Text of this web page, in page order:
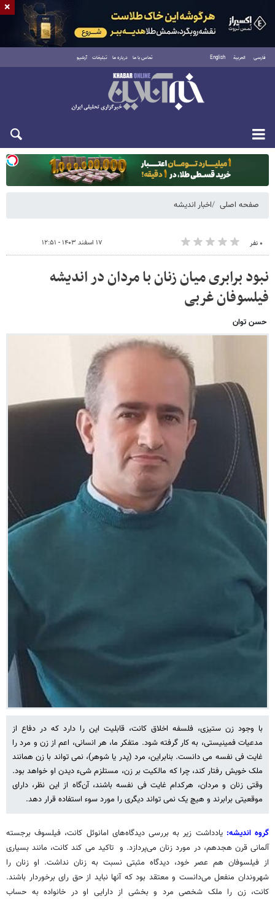
فارسی العربية English تماس با ما درباره ما تبلیغات آرشیو
یکشنبه ۱۸ مرداد ۱۴۰۵
صفحه اصلی اخبار اندیشه
۰ نفر ۱۷ اسفند ۱۴۰۳ - ۱۲:۵۱
نبود برابری میان زنان با مردان در اندیشه
فیلسوفان غربی
حسن توان
با وجود زن ستیزی، فلسفه اخلاق کانت، قابلیت این را دارد که در دفاع از
مدعیات فمینیستی، به کار گرفته شود. متفکر ما، هر انسانی، اعم از زن و مرد را
غایت فی نفسه می دانست. بنابراین، مرد (پدر یا شوهر)، نمی تواند با زن همانند
ملک خویش رفتار کند، چرا که مالکیت بر زن، مستلزم شیء دیدن او خواهد بود.
وقتی زنان و مردان، هرکدام غایت فی نفسه باشند، آن‌گاه از این نظر، دارای
موقعیتی برابرند و هیچ یک نمی تواند دیگری را مورد سوء استفاده قرار دهد.
گروه اندیشه:یادداشت زیر به بررسی دیدگاه‌های امانوئل کانت، فیلسوف برجسته
آلمانی قرن هجدهم، در مورد زنان می‌پردازد. و تاکید می کند کانت، مانند بسیاری
از فیلسوفان هم عصر خود، دیدگاه مثبتی نسبت به زنان نداشت. او زنان را
شهروندان منفعل می‌دانست و معتقد بود که آنها نباید از حق رای برخوردار باشند.
کانت، زن را ملک شخصی مرد و بخشی از دارایی او در خانواده به حساب
×